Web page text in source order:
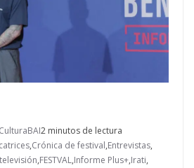
CulturaBAI2 minutos de lectura
,Crónica de festival,Entrevistas,
,FESTVAL,Informe Plus+,Irati,